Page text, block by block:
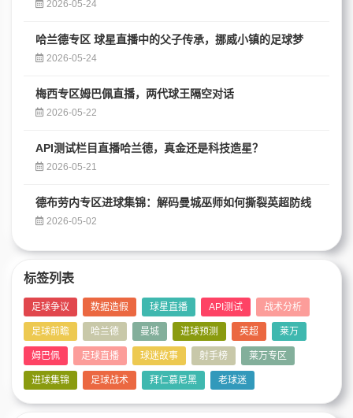
2026-05-24
哈兰德专区 球星直播中的父子传承，挪威小镇的足球梦
2026-05-24
梅西专区姆巴佩直播，两代球王隔空对话
2026-05-22
API测试栏目直播哈兰德，真金还是科技造星？
2026-05-21
德布劳内专区进球集锦：解码曼城巫师如何撕裂英超防线
2026-05-02
标签列表
足球争议 数据造假 球星直播 API测试 战术分析
足球前瞻 哈兰德 曼城 进球预测 英超 莱万
姆巴佩 足球直播 球迷故事 射手榜 莱万专区
进球集锦 足球战术 拜仁慕尼黑 老球迷